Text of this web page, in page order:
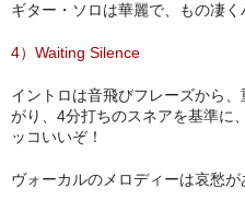
ギター・ソロは華麗で、もの凄く
4）Waiting Silence
イントロは音飛びフレーズから
がり、4分打ちのスネアを基準に
ッコいいぞ！
ヴォーカルのメロディーは哀愁が